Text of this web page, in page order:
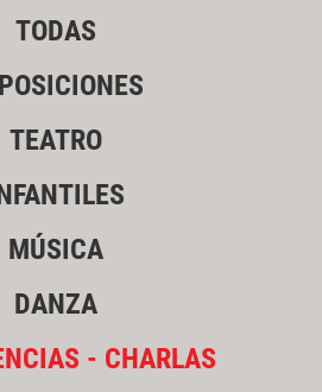
TODAS
TEATRO
MÚSICA
DANZA
- CHARLAS